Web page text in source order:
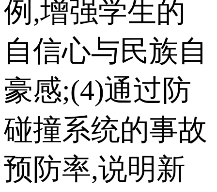
例,增强学生的
自信心与民族自
豪感;(4)通过防
碰撞系统的事故
预防率,说明新